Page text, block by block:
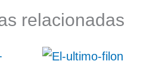
relacionadas